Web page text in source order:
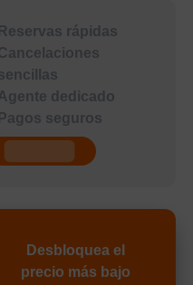
Reservas rápidas
dedicado
Pagos seguros
Desbloquea el
precio más bajo